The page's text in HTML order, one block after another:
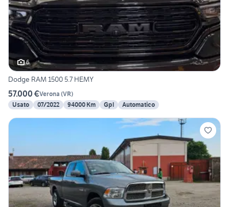
6
Dodge RAM 1500 5.7 HEMY
57.000 €Verona (VR)
Usato
07/2022 94000 Km Gpl Automatico